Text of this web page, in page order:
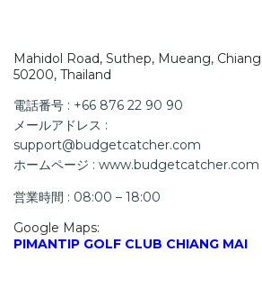
Mahidol Road, Suthep, Mueang,
50200, Thailand
電話番号 : +66 876 22 90 90
メールアドレス :
support@budgetcatcher.com
ホームページ : www.budgetcatcher.com
営業時間 : 08:00 – 18:00
Google Maps:
PIMANTIP GOLF CLUB CHIANG MAI